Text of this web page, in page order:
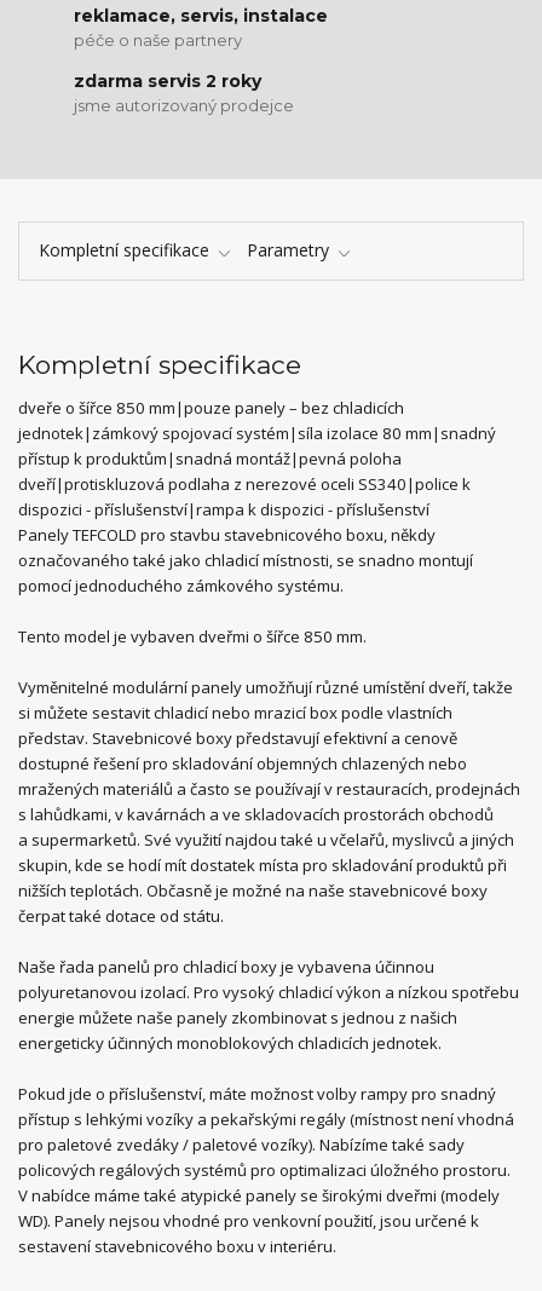
reklamace, servis, instalace
péče o naše partnery
zdarma servis 2 roky
jsme autorizovaný prodejce
Kompletní specifikace Parametry
Kompletní specifikace
dveře o šířce 850 mm|pouze panely – bez chladicích
jednotek|zámkový spojovací systém|síla izolace 80 mm|snadný
přístup k produktům|snadná montáž|pevná poloha
dveří|protiskluzová podlaha z nerezové oceli SS340|police k
dispozici - příslušenství|rampa k dispozici - příslušenství
Panely TEFCOLD pro stavbu stavebnicového boxu, někdy
označovaného také jako chladicí místnosti, se snadno montují
pomocí jednoduchého zámkového systému.
Tento model je vybaven dveřmi o šířce 850 mm.
Vyměnitelné modulární panely umožňují různé umístění dveří, takže
si můžete sestavit chladicí nebo mrazicí box podle vlastních
představ. Stavebnicové boxy představují efektivní a cenově
dostupné řešení pro skladování objemných chlazených nebo
mražených materiálů a často se používají v restauracích, prodejnách
s lahůdkami, v kavárnách a ve skladovacích prostorách obchodů
a supermarketů. Své využití najdou také u včelařů, myslivců a jiných
skupin, kde se hodí mít dostatek místa pro skladování produktů při
nižších teplotách. Občasně je možné na naše stavebnicové boxy
čerpat také dotace od státu.
Naše řada panelů pro chladicí boxy je vybavena účinnou
polyuretanovou izolací. Pro vysoký chladicí výkon a nízkou spotřebu
energie můžete naše panely zkombinovat s jednou z našich
energeticky účinných monoblokových chladicích jednotek.
Pokud jde o příslušenství, máte možnost volby rampy pro snadný
přístup s lehkými vozíky a pekařskými regály (místnost není vhodná
pro paletové zvedáky / paletové vozíky). Nabízíme také sady
policových regálových systémů pro optimalizaci úložného prostoru.
V nabídce máme také atypické panely se širokými dveřmi (modely
WD). Panely nejsou vhodné pro venkovní použití, jsou určené k
sestavení stavebnicového boxu v interiéru.